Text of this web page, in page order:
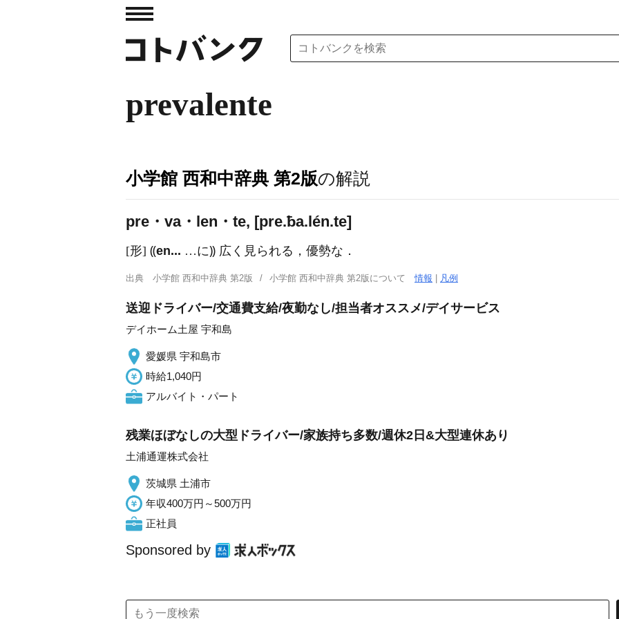
prevalente
小学館 西和中辞典 第2版の解説
pre・va・len・te, [pre.ƀa.lén.te]
[形] ⸨en... …に⸩ 広く見られる，優勢な．
出典 小学館 西和中辞典 第2版 小学館 西和中辞典 第2版について情報 凡例
送迎ドライバー/交通費支給/夜勤なし/担当者オススメ/デイサービス
デイホーム土屋 宇和島
愛媛県 宇和島市
時給1,040円
アルバイト・パート
残業ほぼなしの大型ドライバー/家族持ち多数/週休2日&大型連休あり
土浦通運株式会社
茨城県 土浦市
年収400万円～500万円
正社員
Sponsored by